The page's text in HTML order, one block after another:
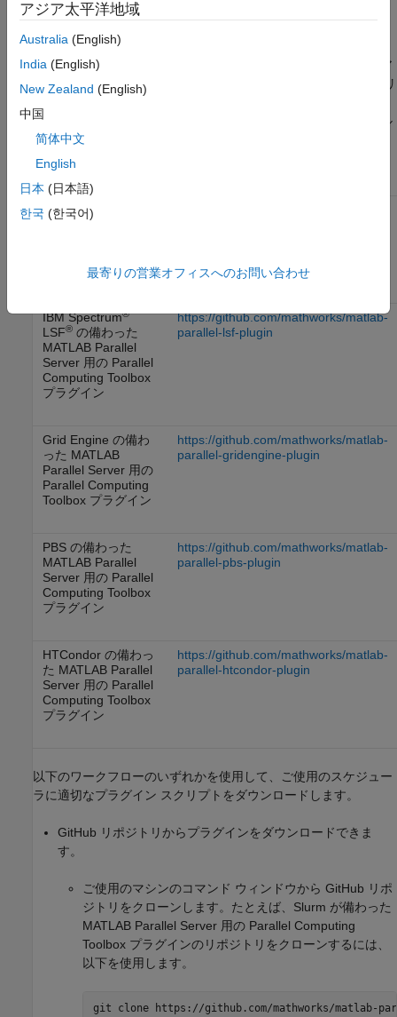
サンプル プラグイン スクリプトのダウンロード
汎用スケジューラ インターフェイスの使用をサポートするため、
MathWorks®
では、以下のサードパーティ製スケジューラ用にア
ドオンまたはプラグインを提供しています。これらは GitHub
リ
要件に合わせて編集できます。お使いの設定に最も近いサンプル
プラグイン スクリプトを選択してください。
プラグイン
Slurm の備わった
MATLAB Parallel
Toolbox プラグイン
IBM Spectrum®
LSF®の備わった
MATLAB Parallel
Server用の Parallel
Computing Toolbox
プラグイン
https://github.com/mathworks/matlab-
parallel-lsf-plugin
Grid Engine の備わ
った MATLAB
Parallel Server用の
Parallel Computing
Toolbox プラグイン
https://github.com/mathworks/matlab-
parallel-gridengine-plugin
PBS の備わった
MATLAB Parallel
Server用の Parallel
Computing Toolbox
プラグイン
https://github.com/mathworks/matlab-
parallel-pbs-plugin
HTCondor の備わっ
た MATLAB Parallel
Server用の Parallel
Computing Toolbox
プラグイン
https://github.com/mathworks/matlab-
parallel-htcondor-plugin
以下のワークフローのいずれかを使用して、ご使用のスケジュー
ラに適切なプラグイン スクリプトをダウンロードします。
GitHub リポジトリからプラグインをダウンロードできま
す。
ご使用のマシンのコマンド ウィンドウから GitHub リポ
ジトリをクローンします。たとえば、Slurm が備わった
MATLAB Parallel Server 用の Parallel Computing
Toolbox プラグインのリポジトリをクローンするには、
以下を使用します。
git clone https://github.com/mathworks/matlab-
アジア太平洋地域
Australia (English)
India (English)
New Zealand (English)
中国
简体中文
English
日本 (日本語)
한국 (한국어)
最寄りの営業オフィスへのお問い合わせ